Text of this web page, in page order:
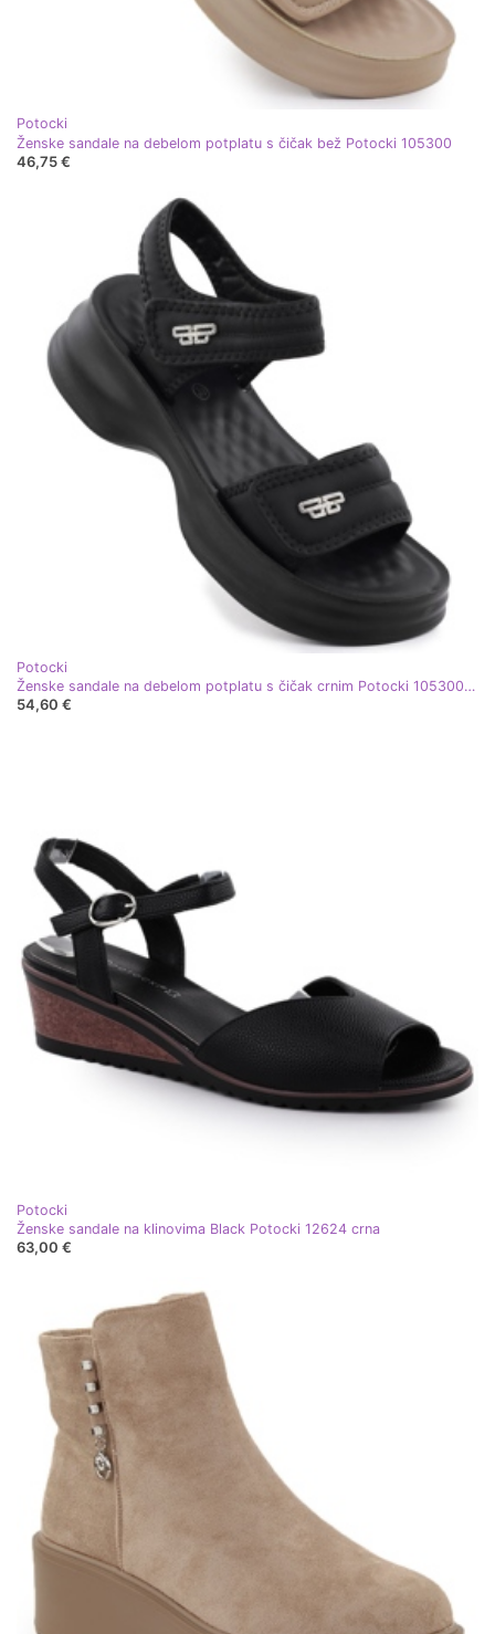
Potocki
Ženske sandale na debelom potplatu s čičak bež Potocki 105300
46,75 €
Potocki
Ženske sandale na debelom potplatu s čičak crnim Potocki 105300 crna
54,60 €
Potocki
Ženske sandale na klinovima Black Potocki 12624 crna
63,00 €